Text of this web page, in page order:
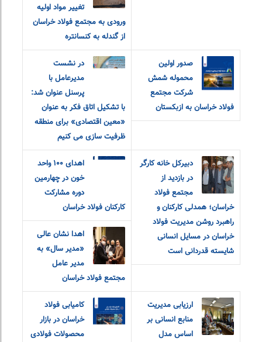
تغییر مواد اولیه
ورودی به مجتمع فولاد خراسان
از گندله به کنسانتره
صدور اولین
محموله شمش
شرکت مجتمع
فولاد خراسان به ازبکستان
در نشست
مدیرعامل با
پرسنل عنوان شد:
با تشکیل اتاق فکر به عنوان
«معین اقتصادی» برای منطقه
ظرفیت سازی می کنیم
دبیرکل خانه کارگر
در بازدید از
مجتمع فولاد
خراسان؛ همدلی کارکنان و
راهبرد روشن مدیریت فولاد
خراسان در مسایل انسانی
شایسته قدردانی است
اهدای ۱۰۰ واحد
خون در چهارمین
دوره مشارکت
کارکنان فولاد خراسان
اهدا نشان عالی
«مدیر سال» به
مدیر عامل
مجتمع فولاد خراسان
ارزیابی مدیریت
منابع انسانی بر
اساس مدل
کامیابی فولاد
خراسان در بازار
محصولات فولادی